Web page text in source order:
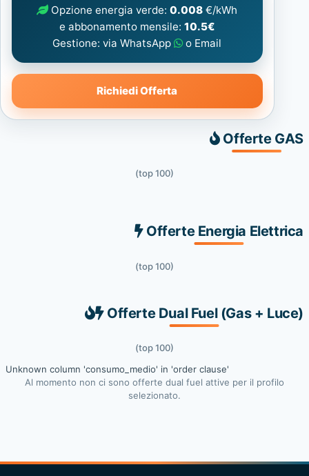
Opzione energia verde:0.008 €/kWh
e abbonamento mensile: 10.5€
Gestione: via WhatsApp
o Email
Richiedi Offerta
Offerte GAS
(top 100)
Offerte Energia Elettrica
(top 100)
Offerte Dual Fuel (Gas + Luce)
(top 100)
Unknown column 'consumo_medio' in 'order clause'
Al momento non ci sono offerte dual fuel attive per il profilo
selezionato.